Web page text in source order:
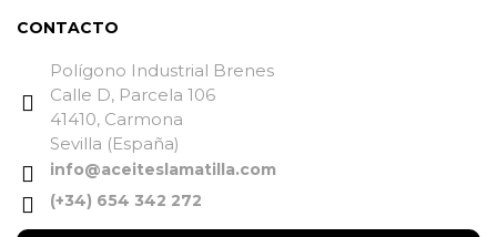
CONTACTO
Polígono Industrial Brenes
Calle D, Parcela 106
41410, Carmona
Sevilla (España)
info@aceiteslamatilla.com
(+34) 654 342 272